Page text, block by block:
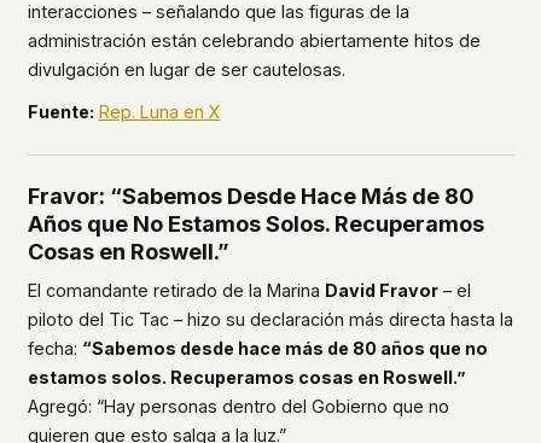
interacciones – señalando que las figuras de la
administración están celebrando abiertamente hitos de
divulgación en lugar de ser cautelosas.
Fuente: Rep. Luna en X
Fravor: “Sabemos Desde Hace Más de 80
Años que No Estamos Solos. Recuperamos
Cosas en Roswell.”
El comandante retirado de la Marina David Fravor– el
piloto del Tic Tac – hizo su declaración más directa hasta la
fecha: “Sabemos desde hace más de 80 años que no
estamos solos. Recuperamos cosas en Roswell.”
Agregó: “Hay personas dentro del Gobierno que no
quieren que esto salga a la luz.”